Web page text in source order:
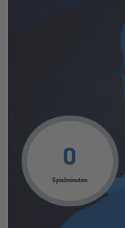
0
Spielminuten